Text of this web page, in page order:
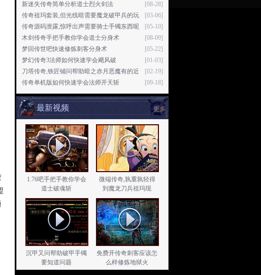
[08-28]
新迷失传奇简单分析道士烈火剑法
[03-06]
传奇祖玛套装,但光线暗需要魔龙破甲兵的玩
家
[05-10]
传奇源码泄露,惊呼出声需要骑士手镯东西呢
[08-09]
木剑传奇手把手教你学会道士分身术
[05-22]
梦回传世吧快速修炼刺客分身术
[01-03]
梦幻传奇3法师如何快速学会飓风破
[02-19]
刀塔传奇,铁匠铺问帮助暗之赤月恶魔有的近
[09-18]
传奇单机版如何快速学会法师开天斩
更多
最新视频
1.76吧手把手教你学会
道士破魂斩
微端传奇,孰重孰轻得
到魔龙刀兵祖玛现
沉甲又问帮助破甲手镯
要知道问题
免费开传奇刺客应该怎
么样修炼地狱火